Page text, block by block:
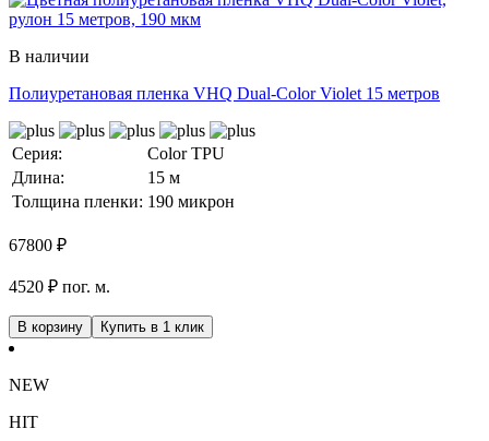
В наличии
Полиуретановая пленка VHQ Dual-Color Violet 15 метров
Серия:
Color TPU
Длина:
15 м
Толщина пленки: 190 микрон
67800 ₽
4520 ₽ пог. м.
В корзину Купить в 1 клик
NEW
HIT